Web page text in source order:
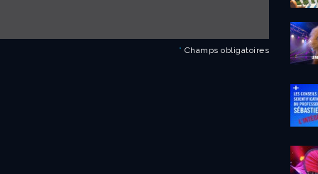
* Champs obligatoires